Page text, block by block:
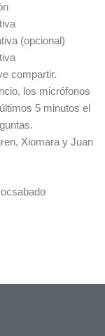
(opcional)
compartir.
los micrófonos
5 minutos el
Xiomara y Juan
ocsabado